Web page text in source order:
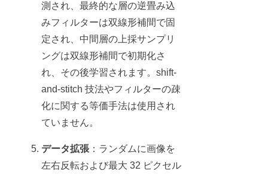
測され、最終的な層の逆畳み込
みフィルターは双線形補間で固
定され、中間層の上採サンプリ
ングは双線形補間で初期化さ
れ、その後学習されます。shift-
and-stitch 技法やフィルターの疎
化に関する等価手法は使用され
ていません。
データ拡張 ：ランダムに画像を
左右反転および最大 32 ピクセル